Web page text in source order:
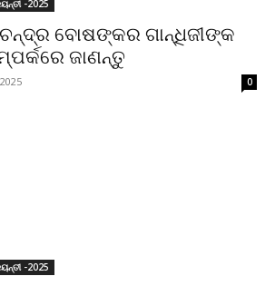
-2025
ଚନ୍ଦ୍ର ବୋଷଙ୍କର ଗାନ୍ଧିଜୀଙ୍କ
ଜାଣନ୍ତୁ
0
-2025